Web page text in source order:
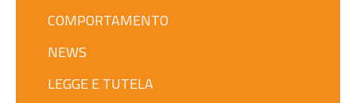
COMPORTAMENTO
NEWS
LEGGE E TUTELA